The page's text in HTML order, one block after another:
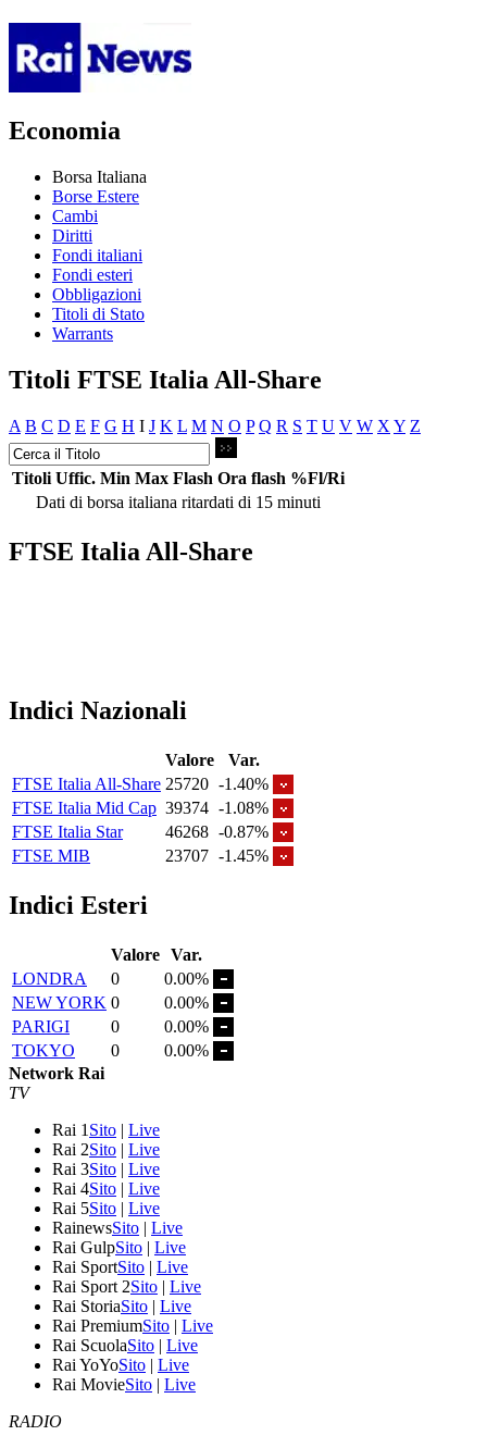
Economia
Borsa Italiana
Borse Estere
Cambi
Diritti
Fondi italiani
Fondi esteri
Obbligazioni
Titoli di Stato
Warrants
Titoli FTSE Italia All-Share
A B C D E F G H I J K L M N O P Q R S T U V W X Y Z
Titoli Uffic. Min Max Flash Ora flash %Fl/Ri
Dati di borsa italiana ritardati di 15 minuti
FTSE Italia All-Share
Indici Nazionali
Valore
Var.
FTSE Italia All-Share 25720 -1.40%
FTSE Italia Mid Cap 39374 -1.08%
FTSE Italia Star
46268 -0.87%
FTSE MIB
23707 -1.45%
Indici Esteri
Valore Var.
LONDRA
0
0.00%
NEW YORK 0
0.00%
PARIGI
0
0.00%
TOKYO
0
0.00%
Network Rai
TV
Rai 1 Sito | Live
Rai 2Sito | Live
Rai 3Sito | Live
Rai 4Sito | Live
Rai 5Sito | Live
RainewsSito | Live
Rai GulpSito | Live
Rai SportSito | Live
Rai Sport 2Sito | Live
Rai StoriaSito | Live
Rai PremiumSito | Live
Rai ScuolaSito | Live
Rai YoYoSito | Live
Rai MovieSito | Live
RADIO